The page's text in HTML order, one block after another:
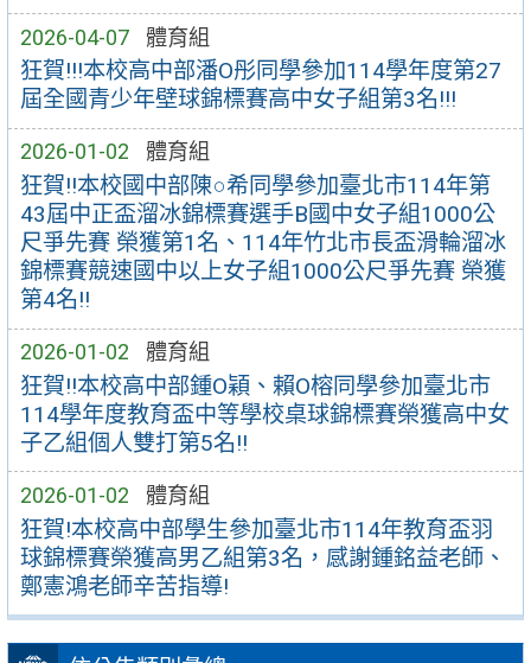
2026-04-07 體育組
狂賀!!!本校高中部潘O彤同學參加114學年度第27
屆全國青少年壁球錦標賽高中女子組第3名!!!
2026-01-02 體育組
狂賀!!本校國中部陳○希同學參加臺北市114年第
43屆中正盃溜冰錦標賽選手B國中女子組1000公
尺爭先賽 榮獲第1名、114年竹北市長盃滑輪溜冰
錦標賽競速國中以上女子組1000公尺爭先賽 榮獲
第4名!!
2026-01-02 體育組
狂賀!!本校高中部鍾O穎、賴O榕同學參加臺北市
114學年度教育盃中等學校桌球錦標賽榮獲高中女
子乙組個人雙打第5名!!
2026-01-02 體育組
狂賀!本校高中部學生參加臺北市114年教育盃羽
球錦標賽榮獲高男乙組第3名，感謝鍾銘益老師、
鄭憲鴻老師辛苦指導!